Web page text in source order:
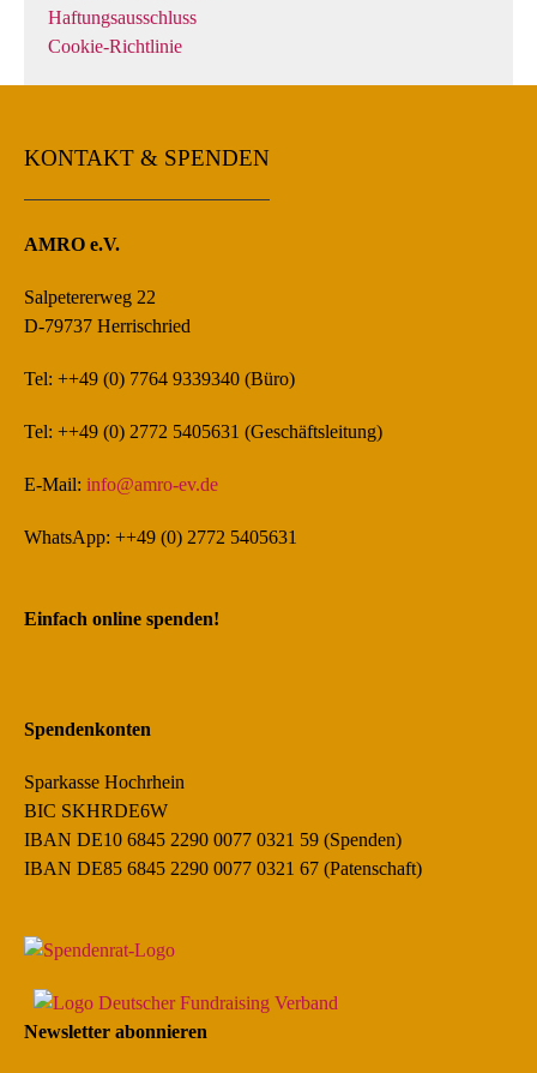
Haftungsausschluss
Cookie-Richtlinie
KONTAKT & SPENDEN
AMRO e.V.
Salpetererweg 22
D-79737 Herrischried
Tel: ++49 (0) 7764 9339340 (Büro)
Tel: ++49 (0) 2772 5405631 (Geschäftsleitung)
E-Mail: info@amro-ev.de
WhatsApp: ++49 (0) 2772 5405631
Einfach online spenden!
Spendenkonten
Sparkasse Hochrhein
BIC SKHRDE6W
IBAN DE10 6845 2290 0077 0321 59 (Spenden)
IBAN DE85 6845 2290 0077 0321 67 (Patenschaft)
Newsletter abonnieren